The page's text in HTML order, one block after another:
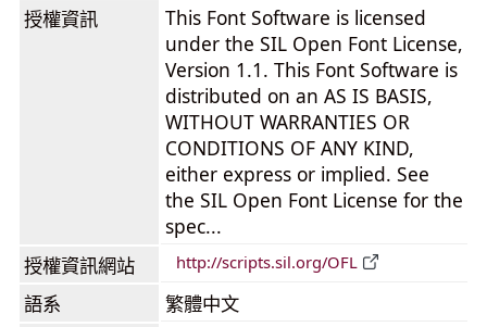
授權資訊
This Font Software is licensed
under the SIL Open Font License,
Version 1.1. This Font Software is
distributed on an AS IS BASIS,
WITHOUT WARRANTIES OR
CONDITIONS OF ANY KIND,
either express or implied. See
the SIL Open Font License for the
spec...
授權資訊網站
http://scripts.sil.org/OFL
語系
繁體中文